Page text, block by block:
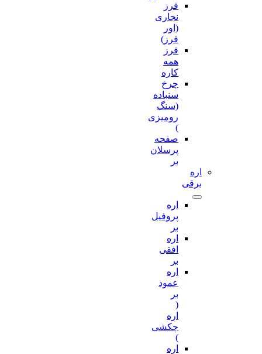
فرز
نجاری
فرز
چرخ
سنباده
رومیزی
صفحه
پرسلان
پروفیل
چکشی